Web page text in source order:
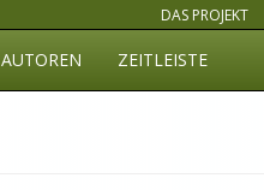
DAS PROJEKT
AUTOREN ZEITLEISTE